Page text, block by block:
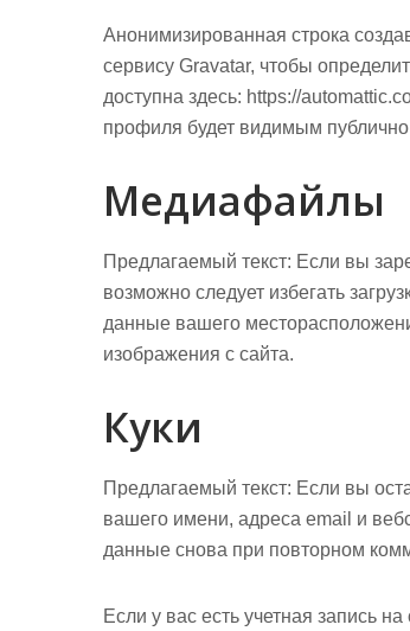
Анонимизированная строка
сервису Gravatar, чтобы
доступна здесь: https://
профиля будет видимым
Медиафайлы
Предлагаемый текст: Если вы
возможно следует избегать
данные вашего
изображения с сайта.
Куки
Предлагаемый текст: Если вы
вашего имени, адреса email и
данные снова при повторном
Если у вас есть учетная запись